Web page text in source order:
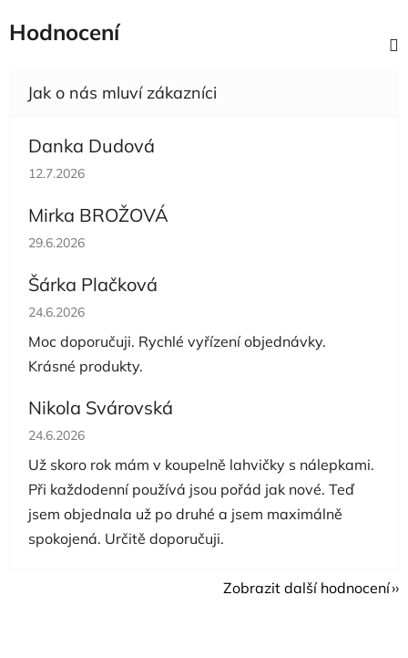
Hodnocení
Danka Dudová
Hodnocení obchodu je 5 z 5 hvězdiček.
12.7.2026
Mirka BROŽOVÁ
Hodnocení obchodu je 5 z 5 hvězdiček.
29.6.2026
Šárka Plačková
Hodnocení obchodu je 5 z 5 hvězdiček.
24.6.2026
Moc doporučuji. Rychlé vyřízení objednávky.
Krásné produkty.
Nikola Svárovská
Hodnocení obchodu je 5 z 5 hvězdiček.
24.6.2026
Už skoro rok mám v koupelně lahvičky s nálepkami.
Při každodenní používá jsou pořád jak nové. Teď
jsem objednala už po druhé a jsem maximálně
spokojená. Určitě doporučuji.
Zobrazit další hodnocení